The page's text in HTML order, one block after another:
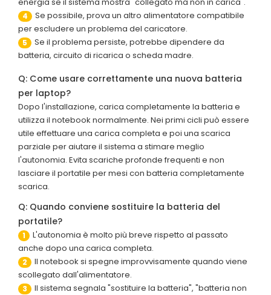
4
Se possibile, prova un altro alimentatore compatibile
per escludere un problema del caricatore.
5
Se il problema persiste, potrebbe dipendere da
batteria, circuito di ricarica o scheda madre.
Q: Come usare correttamente una nuova batteria
per laptop?
Dopo l'installazione, carica completamente la batteria e
utilizza il notebook normalmente. Nei primi cicli può essere
utile effettuare una carica completa e poi una scarica
parziale per aiutare il sistema a stimare meglio
l'autonomia. Evita scariche profonde frequenti e non
lasciare il portatile per mesi con batteria completamente
scarica.
Q: Quando conviene sostituire la batteria del
portatile?
1
L'autonomia è molto più breve rispetto al passato
anche dopo una carica completa.
2
Il notebook si spegne improvvisamente quando viene
scollegato dall'alimentatore.
3
Il sistema segnala "sostituire la batteria", "batteria non